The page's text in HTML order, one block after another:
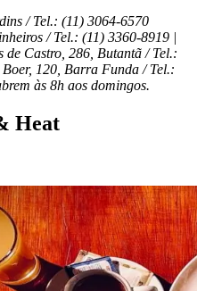
/ Tel.: (11) 3064-6570
/ Tel.: (11) 3360-8919 |
de Castro, 286, Butantã / Tel.:
120, Barra Funda / Tel.:
às 8h aos domingos.
Heat